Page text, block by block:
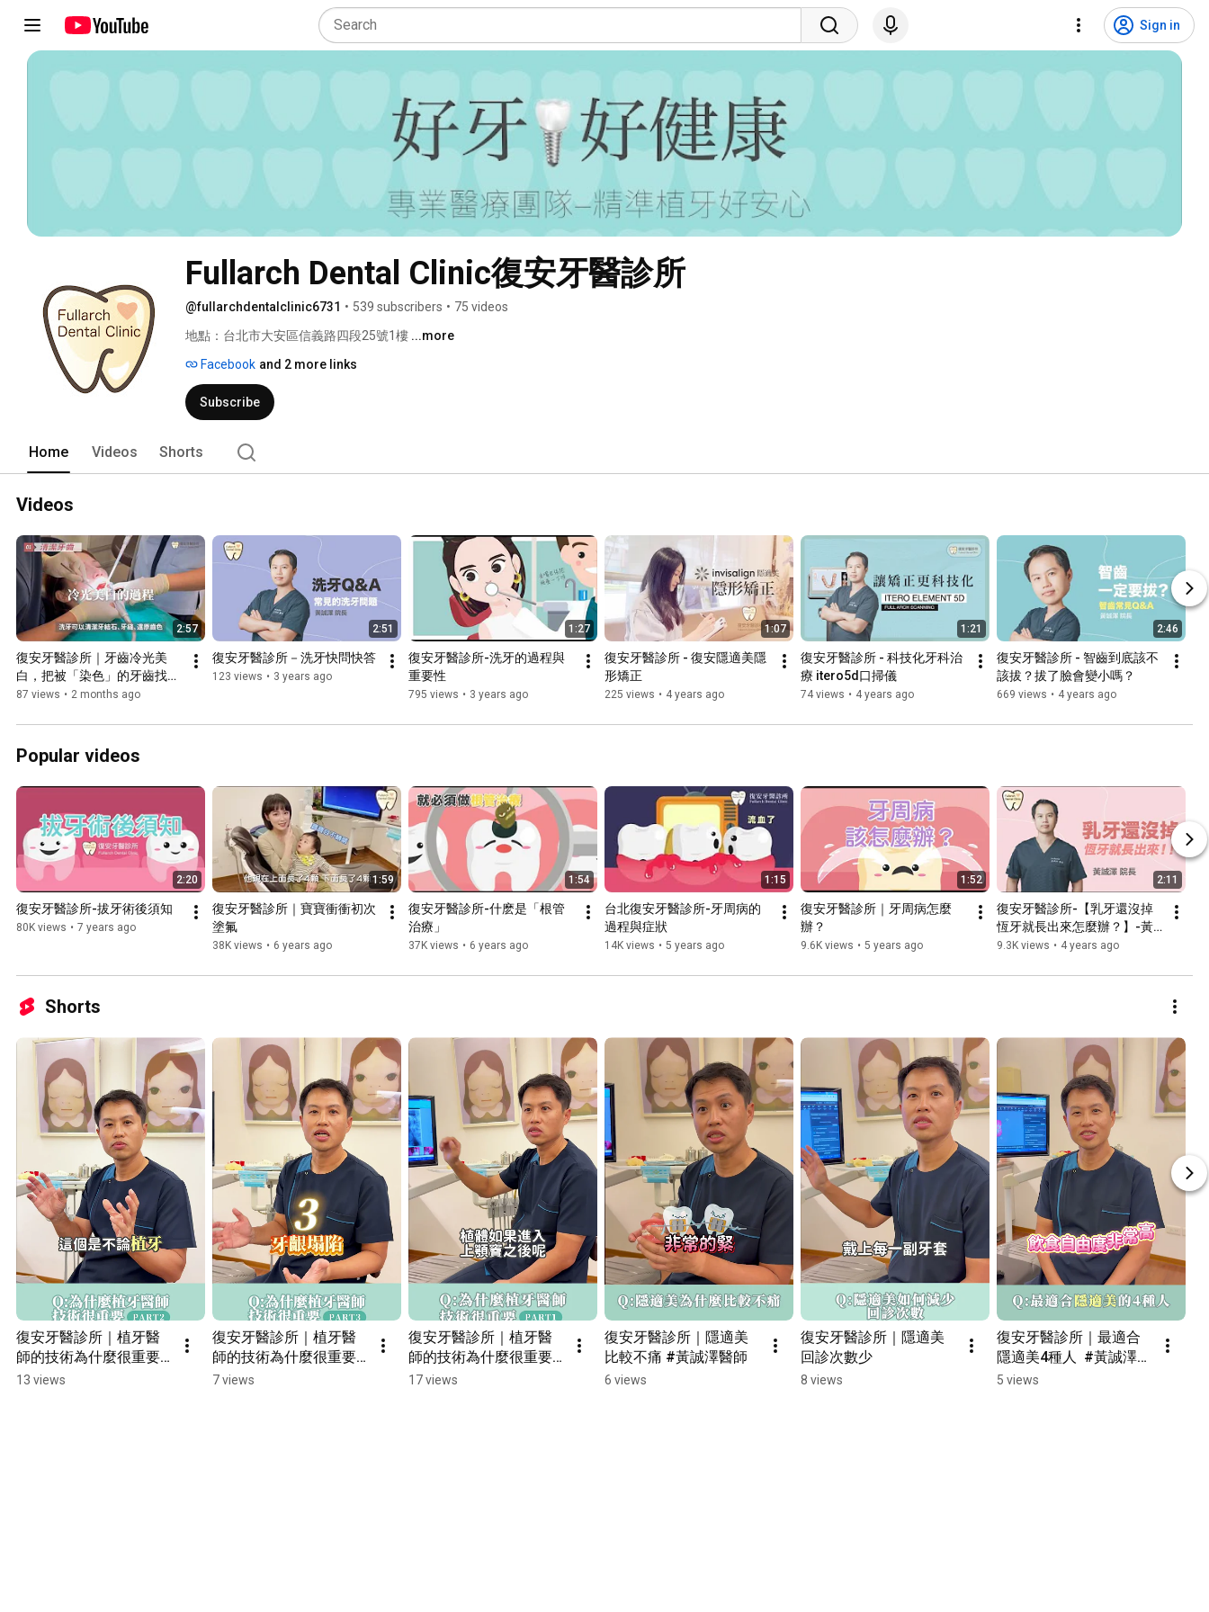
Sign in
Fullarch Dental Clinic復安牙醫診所
@fullarchdentalclinic6731 • 539 subscribers • 75 videos
地點：台北市大安區信義路四段25號1樓 ...more
Facebook and 2 more links
Subscribe
Home Videos Shorts
Videos
2:57
復安牙醫診所｜牙齒冷光美
白，把被「染色」的牙齒找回
來
87 views • 2 months ago
2:51
復安牙醫診所－洗牙快問快答
123 views • 3 years ago
1:27
復安牙醫診所-洗牙的過程與
重要性
795 views • 3 years ago
1:07
復安牙醫診所 - 復安隱適美隱
形矯正
225 views • 4 years ago
1:21
復安牙醫診所 - 科技化牙科治
療 itero5d口掃儀
74 views • 4 years ago
2:46
復安牙醫診所 - 智齒到底該不
該拔？拔了臉會變小嗎？
669 views • 4 years ago
Popular videos
2:20
復安牙醫診所-拔牙術後須知
80K views • 7 years ago
1:59
復安牙醫診所｜寶寶衝衝初次
塗氟
38K views • 6 years ago
1:54
復安牙醫診所-什麽是「根管
治療」
37K views • 6 years ago
1:15
台北復安牙醫診所-牙周病的
過程與症狀
14K views • 5 years ago
1:52
復安牙醫診所｜牙周病怎麼
辦？
9.6K views • 5 years ago
2:11
復安牙醫診所-【乳牙還沒掉
恆牙就長出來怎麼辦？】-黃
誠澤醫師
9.3K views • 4 years ago
Shorts
復安牙醫診所｜植牙醫
師的技術為什麼很重要
𝐏𝐀𝐑𝐓𝟐
13 views
復安牙醫診所｜植牙醫
師的技術為什麼很重要
𝐏𝐀𝐑𝐓𝟑 #黃誠澤醫師
7 views
復安牙醫診所｜植牙醫
師的技術為什麼很重要
𝐏𝐀𝐑𝐓𝟏 #黃誠澤醫師
17 views
復安牙醫診所｜隱適美
比較不痛 #黃誠澤醫師
6 views
復安牙醫診所｜隱適美
回診次數少
8 views
復安牙醫診所｜最適合
隱適美4種人  #黃誠澤醫
師
5 views